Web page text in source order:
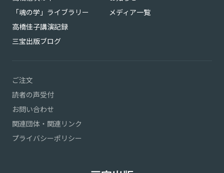
「魂の学」ライブラリー
高橋佳子講演記録
三宝出版ブログ
メディア一覧
ご注文
読者の声受付
お問い合わせ
関連団体・関連リンク
プライバシーポリシー